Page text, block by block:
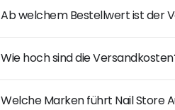
Ab welchem Bestellwert ist der
Wie hoch sind die
Welche Marken führt Nail Store